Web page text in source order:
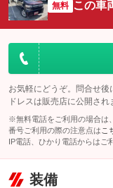
無料 この車
お気軽にどうぞ。問合せ
ドレスは販売店に公開され
※無料電話をご利用の場合は
番号ご利用の際の注意点は こ
IP電話、ひかり電話からはご
装備